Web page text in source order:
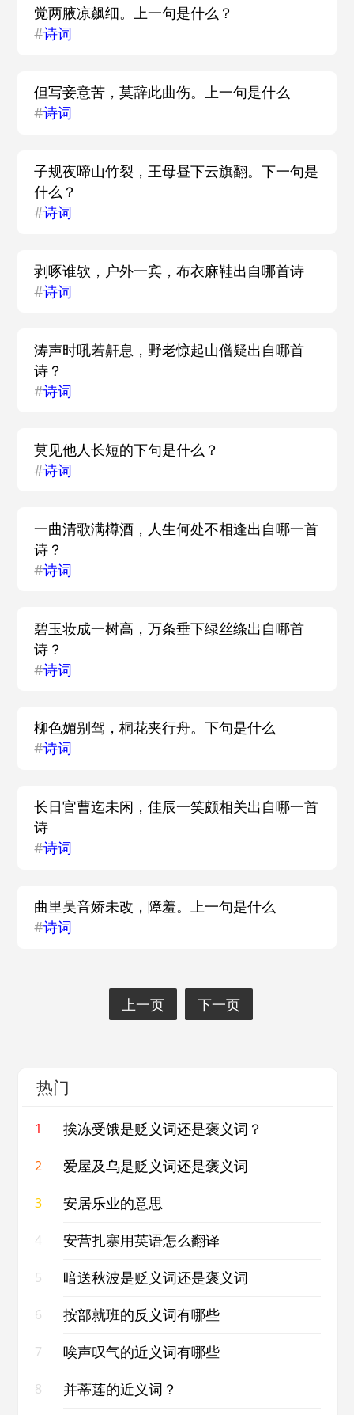
觉两腋凉飙细。上一句是什么？
#诗词
但写妾意苦，莫辞此曲伤。上一句是什么
#诗词
子规夜啼山竹裂，王母昼下云旗翻。下一句是
什么？
#诗词
剥啄谁欤，户外一宾，布衣麻鞋出自哪首诗
#诗词
涛声时吼若鼾息，野老惊起山僧疑出自哪首
诗？
#诗词
莫见他人长短的下句是什么？
#诗词
一曲清歌满樽酒，人生何处不相逢出自哪一首
诗？
#诗词
碧玉妆成一树高，万条垂下绿丝绦出自哪首
诗？
#诗词
柳色媚别驾，桐花夹行舟。下句是什么
#诗词
长日官曹迄未闲，佳辰一笑颇相关出自哪一首
诗
#诗词
曲里吴音娇未改，障羞。上一句是什么
#诗词
上一页 下一页
热门
1 挨冻受饿是贬义词还是褒义词？
2 爱屋及乌是贬义词还是褒义词
3 安居乐业的意思
4 安营扎寨用英语怎么翻译
5 暗送秋波是贬义词还是褒义词
6 按部就班的反义词有哪些
7 唉声叹气的近义词有哪些
8 并蒂莲的近义词？